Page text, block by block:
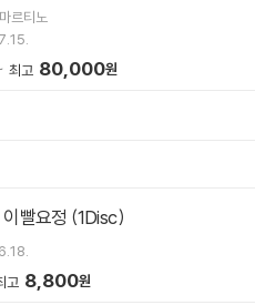
르티노
최고 80,000원
이빨요정 (1Disc)
고 8,800원